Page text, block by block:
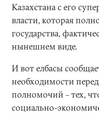
Казахстана с его
власти, которая
государства,
нынешнем виде.
И вот елбасы
необходимости
полномочий – тех,
социально-